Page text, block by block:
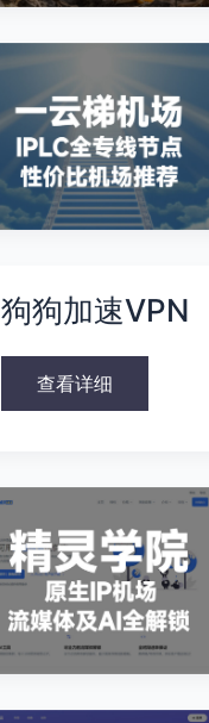
狗狗加速VPN
狗
加
速
查看详细